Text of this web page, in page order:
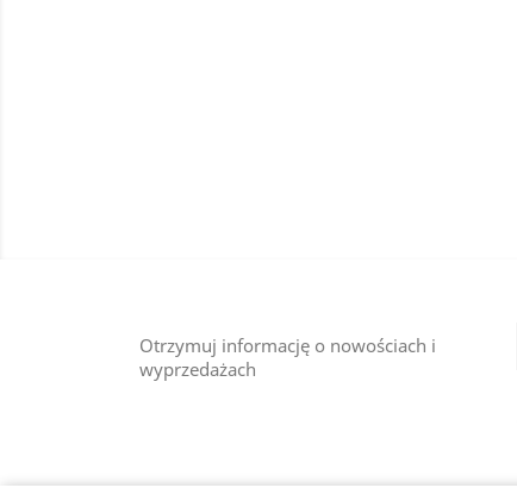
Otrzymuj informację o nowościach i
wyprzedażach